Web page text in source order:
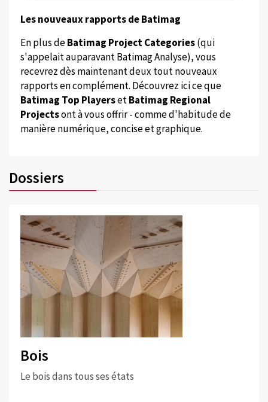
Les nouveaux rapports de Batimag
En plus deBatimag Project Categories(qui
s'appelait auparavant Batimag Analyse), vous
recevrez dès maintenant deux tout nouveaux
rapports en complément. Découvrez ici ce que
Batimag Top PlayersetBatimag Regional
Projectsont à vous offrir - comme d'habitude de
manière numérique, concise et graphique.
Dossiers
Bois
Le bois dans tous ses états